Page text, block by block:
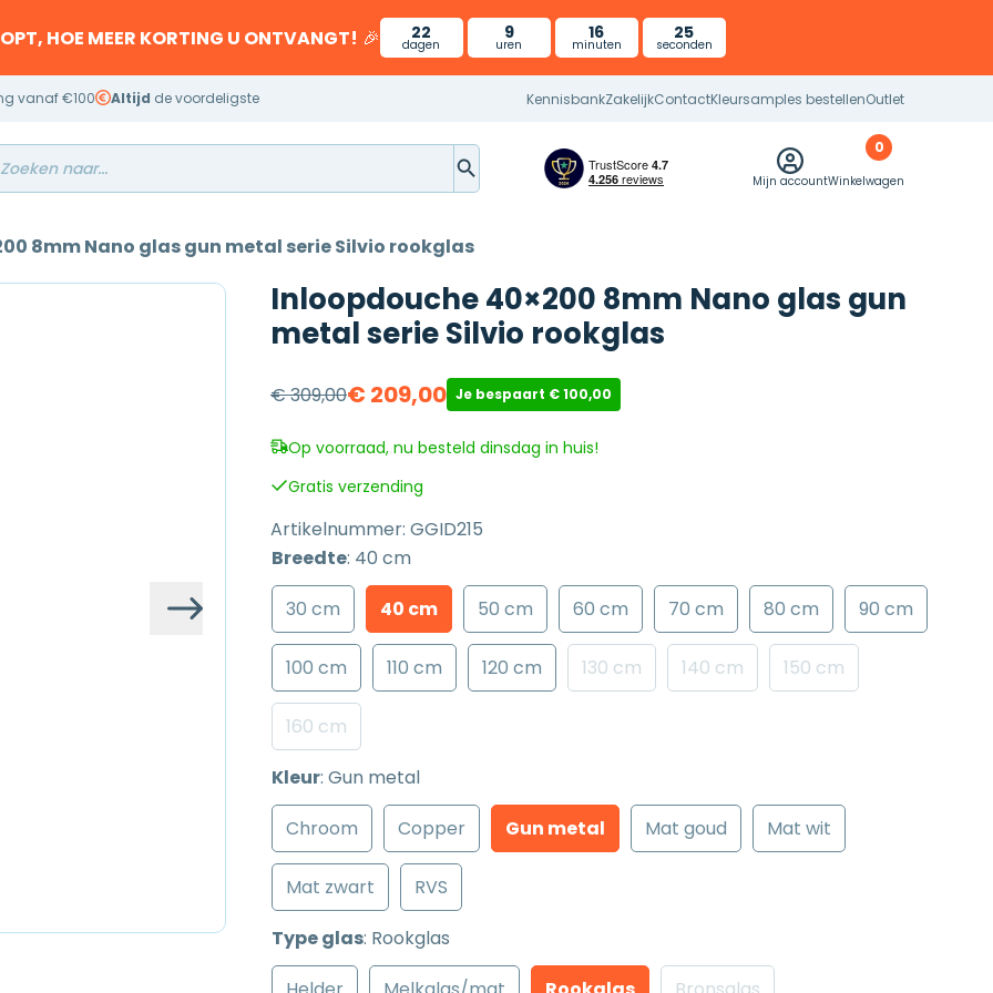
HOE MEER KORTING U ONTVANGT! 🎉 22
dagen
9
uren
16
minuten
25
seconden
vanaf €100 Altijd de voordeligste KennisbankZakelijkContactKleursamples bestellenOutlet
Mijn account
0
Winkelwagen
8mm Nano glas gun metal serie Silvio rookglas
Volgende
Inloopdouche 40×200 8mm Nano glas gun
metal serie Silvio rookglas
€309,00
Oorspronkelijke
prijs
was:
€ 309,00.
€ 209,00
Huidige
prijs
is:
€ 209,00.
Je bespaart €100,00
Op voorraad, nu besteld dinsdag in huis!
Gratis verzending
Artikelnummer: GGID215
Breedte: 40 cm
30 cm
40 cm 50 cm 60 cm 70 cm 80 cm 90 cm
100 cm 110 cm 120 cm 130 cm 140 cm 150 cm
160 cm
Kleur: Gun metal
Chroom
Copper Gun metal Mat goud Mat wit
Mat zwart
RVS
Type glas: Rookglas